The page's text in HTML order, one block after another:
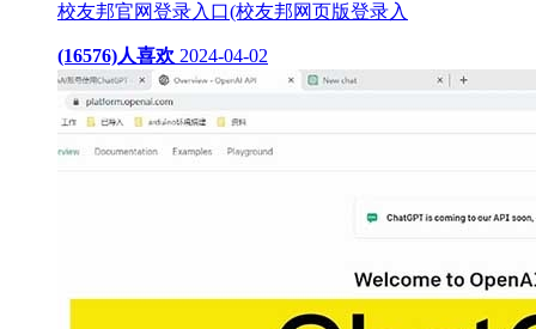
校友邦官网登录入口(校友邦网页版登录入
(16576)人喜欢 2024-04-02